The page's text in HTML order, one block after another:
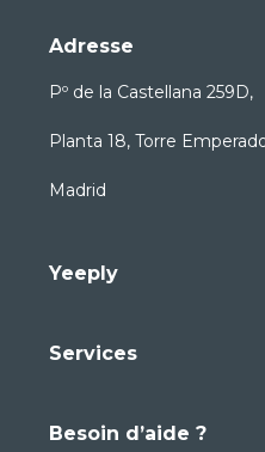
Adresse
Pº de la Castellana 259D,
Planta 18, Torre
Madrid
Yeeply
Services
Besoin d’aide ?